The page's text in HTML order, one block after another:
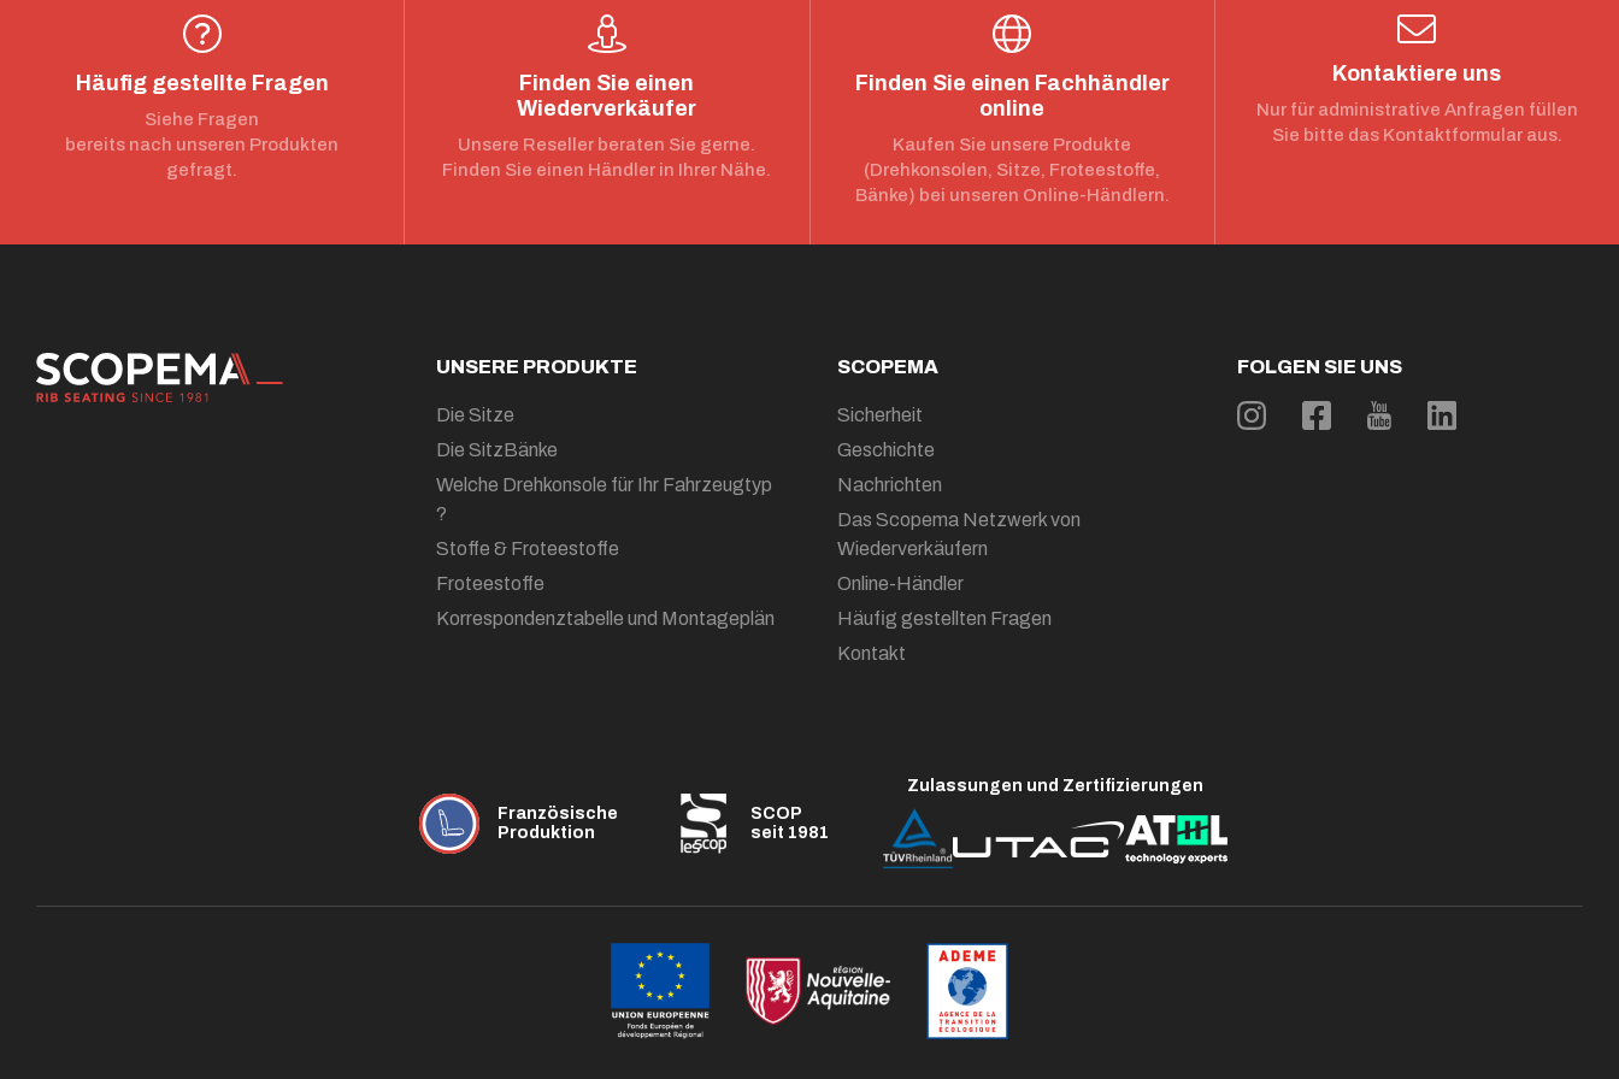
Häufig gestellte Fragen
Siehe Fragen
bereits nach unseren Produkten
gefragt.
Finden Sie einen
Wiederverkäufer
Unsere Reseller beraten Sie gerne.
Finden Sie einen Händler in Ihrer Nähe.
Finden Sie einen Fachhändler
online
Kaufen Sie unsere Produkte
(Drehkonsolen, Sitze, Froteestoffe,
Bänke) bei unseren Online-Händlern.
Kontaktiere uns
Nur für administrative Anfragen füllen
Sie bitte das Kontaktformular aus.
UNSERE PRODUKTE
Die Sitze
Die SitzBänke
Welche Drehkonsole für Ihr Fahrzeugtyp
?
Stoffe & Froteestoffe
Froteestoffe
Korrespondenztabelle und Montageplän
SCOPEMA
Sicherheit
Geschichte
Nachrichten
Das Scopema Netzwerk von
Wiederverkäufern
Online-Händler
Häufig gestellten Fragen
Kontakt
FOLGEN SIE UNS
Französische
Produktion
SCOP
seit 1981
Zulassungen und Zertifizierungen